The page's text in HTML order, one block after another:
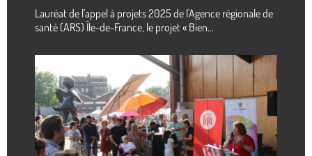
Lauréat de l'appel à projets 2025 de l'Agence régionale de
santé (ARS) Île-de-France, le projet « Bien...